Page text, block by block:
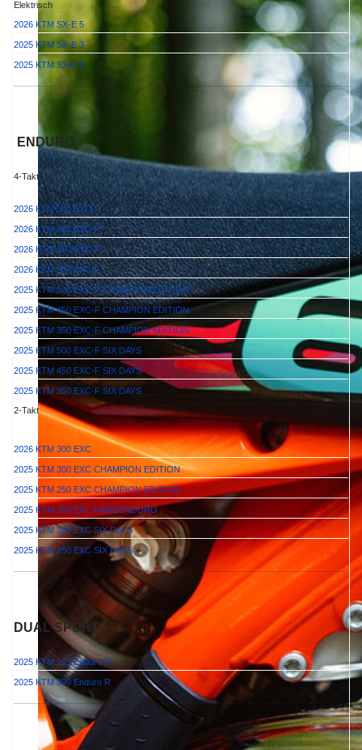
Elektrisch
2026 KTM SX-E 5
2025 KTM SX-E 3
2025 KTM SX-E 2
ENDURO
4-Takt
2026 KTM 500 EXC-F
2026 KTM 450 EXC-F
2026 KTM 350 EXC-F
2026 KTM 250 EXC-F
2025 KTM 500 EXC-F CHAMPION EDITION
2025 KTM 450 EXC-F CHAMPION EDITION
2025 KTM 350 EXC-F CHAMPION EDITION
2025 KTM 500 EXC-F SIX DAYS
2025 KTM 450 EXC-F SIX DAYS
2025 KTM 350 EXC-F SIX DAYS
2-Takt
2026 KTM 300 EXC
2025 KTM 300 EXC CHAMPION EDITION
2025 KTM 250 EXC CHAMPION EDITION
2025 KTM 300 EXC HARDENDURO
2025 KTM 300 EXC SIX DAYS
2025 KTM 250 EXC SIX DAYS
DUAL SPORT
2025 KTM 125 Enduro R
2025 KTM 390 Enduro R